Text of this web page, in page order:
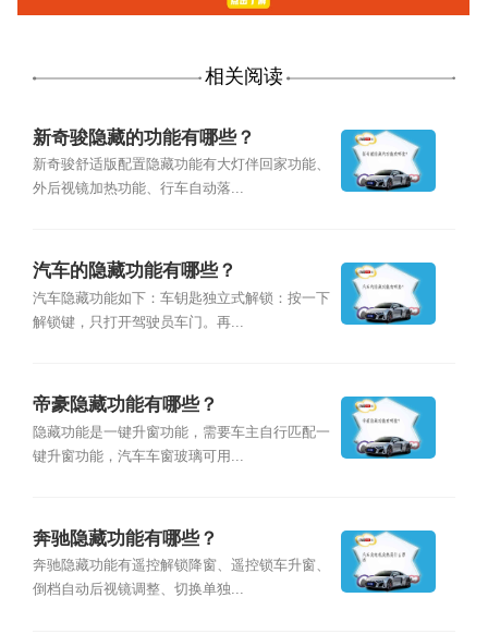
相关阅读
新奇骏隐藏的功能有哪些？
新奇骏舒适版配置隐藏功能有大灯伴回家功能、
外后视镜加热功能、行车自动落...
汽车的隐藏功能有哪些？
汽车隐藏功能如下：车钥匙独立式解锁：按一下
解锁键，只打开驾驶员车门。再...
帝豪隐藏功能有哪些？
隐藏功能是一键升窗功能，需要车主自行匹配一
键升窗功能，汽车车窗玻璃可用...
奔驰隐藏功能有哪些？
奔驰隐藏功能有遥控解锁降窗、遥控锁车升窗、
倒档自动后视镜调整、切换单独...